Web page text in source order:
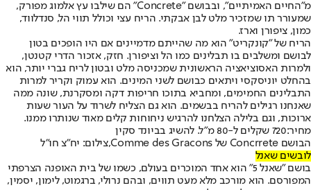
מ"החיים האמיתיים", ובבושם "Concrete" הם שילבו עץ אלמוג מפורק,
שמעורר תו שמזכיר מלט לבן אבקתי. הריח עצי וכולל תווי הל, סנדלווד,
כמון, ציפורן וארז.
הריח של "קונקריט" הוא מה שהייתם מדמיינים אם היו הופכים בטון
לבושם ומשלבים בו תבלינים כמו הל וציפורן. חזק, אזכור הדרי קטנטן,
ולמרות האסוציאציה הראשונית שמכניסה מלט ובטון לריח גברי יותר, הוא
בהחלט יוניסקסי ויתאים כבושם לשני המינים. הוא עמוק וקריר למרות
התבלינים החמימים, ומחביא בתוכו חריפות דקה ומסקרנת, שונה ממה
שאנחנו רגילים להריח בבשמים. הוא גם הצליח לשרוד על העור שעות
ארוכות, וגם בלילה הצלחנו להרגיש ניחוחות קלים מאוד שנותרו ממנו.
מחיר:720 שקלים ל-80 מ"ל. להשיג בביונד סקין
הבושם Concrrete של Comme des Gracons,צילום: יח"צ חו"ל
לובשים שאנל
בושם "שאנל 5" הוא אחד המוכרים בעולם, כשמו של בית האופנה הצרפתי
המפורסם. הוא מורכב מלא מעט תווים, ובהם נרולי, ברגמוט, לימון, יסמין,